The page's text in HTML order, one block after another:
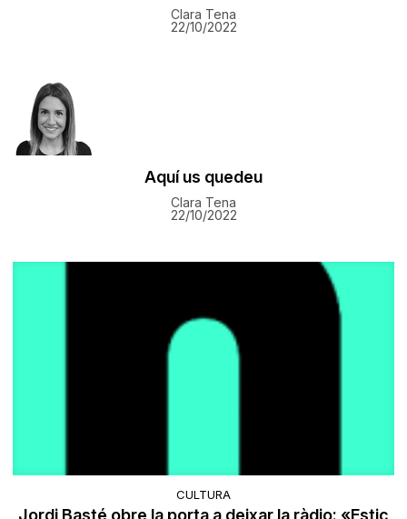
Clara Tena
22/10/2022
Aquí us quedeu
Clara Tena
22/10/2022
CULTURA
Jordi Basté obre la porta a deixar la ràdio: «Estic